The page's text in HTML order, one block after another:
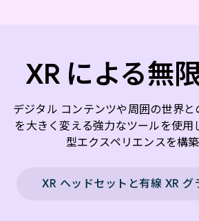
XR による無
デジタル コンテンツや周囲の世界
を大きく変える強力なツールを使用
型エクスペリエンスを構築
XR ヘッドセットと有線 XR